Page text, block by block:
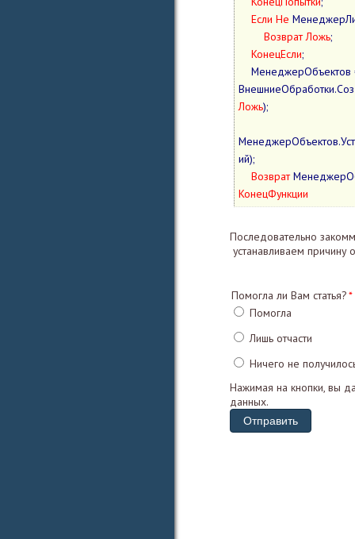
Если Не
Возврат Ложь;
КонецЕсли;
Ложь);
ий);
Возврат
КонецФункции
Последовательно
устанавливаем причину
Помогла ли Вам статья?
Помогла
Лишь отчасти
Ничего не
Нажимая на кнопки, вы
данных.
Отправить